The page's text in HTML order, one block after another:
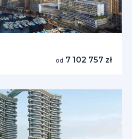
od 7 102 757 zł